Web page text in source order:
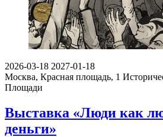
2026-03-18 2027-01-18
Москва, Красная площадь, 1
Площади
Выставка «Люди как
деньги»